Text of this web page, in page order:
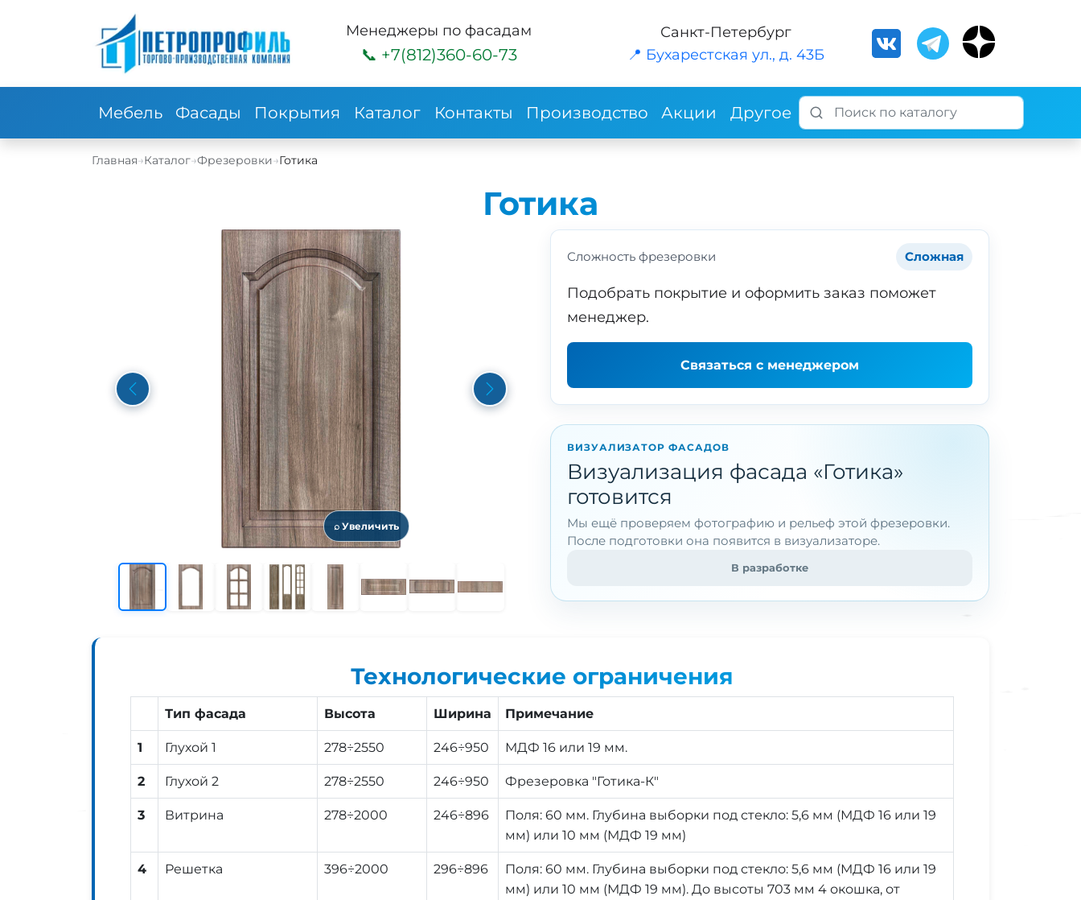
Менеджеры по фасадам
+7(812)360-60-73
Санкт-Петербург
📍 Бухарестская ул., д. 43Б
Мебель Фасады Покрытия Каталог Контакты Производство Акции Другое
Главная→Каталог→Фрезеровки→Готика
Готика
⌕ Увеличить
Previous Next
Сложность фрезеровки Сложная
Подобрать покрытие и оформить заказ поможет
менеджер.
Связаться с менеджером
ВИЗУАЛИЗАТОР ФАСАДОВ
Визуализация фасада «Готика»
готовится
Мы ещё проверяем фотографию и рельеф этой фрезеровки.
После подготовки она появится в визуализаторе.
В разработке
Технологические ограничения
Тип фасада Высота Ширина Примечание
1 Глухой 1 278÷2550 246÷950 МДФ 16 или 19 мм.
2 Глухой 2 278÷2550 246÷950 Фрезеровка "Готика-К"
3 Витрина 278÷2000 246÷896
Поля: 60 мм. Глубина выборки под стекло: 5,6 мм (МДФ 16 или 19
мм) или 10 мм (МДФ 19 мм)
4 Решетка 396÷2000 296÷896
Поля: 60 мм. Глубина выборки под стекло: 5,6 мм (МДФ 16 или 19
мм) или 10 мм (МДФ 19 мм). До высоты 703 мм 4 окошка, от